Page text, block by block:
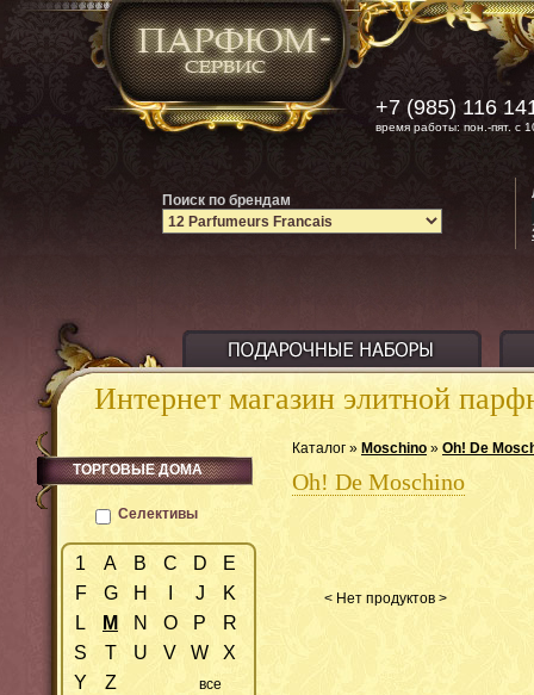
Интернет магазин элитной
Каталог » Moschino » Oh! De
Oh! De Moschino
< Нет продуктов >
ТОРГОВЫЕ ДОМА
Селективы
1 A B C D
E
F
G H J
K
L
M N O P
R
S
T U V W
X
Y
Z все
+7 (985) 116
время работы: пон.-пят. с
Поиск по брендам